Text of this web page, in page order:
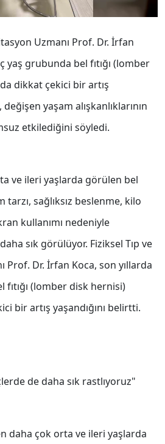
Uzmanı Prof. Dr. İrfan
yaş grubunda bel fıtığı (lomber
dikkat çekici bir artış
yaşam alışkanlıklarının
etkilediğini söyledi.
ve ileri yaşlarda görülen bel
tarzı, sağlıksız beslenme, kilo
kullanımı nedeniyle
sık görülüyor. Fiziksel Tıp ve
Prof. Dr. İrfan Koca, son yıllarda
(lomber disk hernisi)
bir artış yaşandığını belirtti.
de daha sık rastlıyoruz"
daha çok orta ve ileri yaşlarda